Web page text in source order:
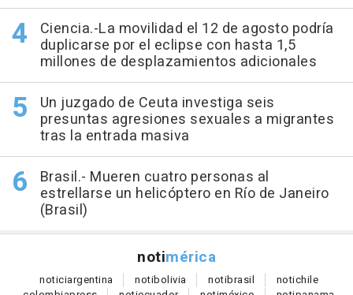
Ciencia.-La movilidad el 12 de agosto podría
duplicarse por el eclipse con hasta 1,5
millones de desplazamientos adicionales
Un juzgado de Ceuta investiga seis
presuntas agresiones sexuales a migrantes
tras la entrada masiva
Brasil.- Mueren cuatro personas al
estrellarse un helicóptero en Río de Janeiro
(Brasil)
notimérica
noticiargentina notibolivia notibrasil notichile